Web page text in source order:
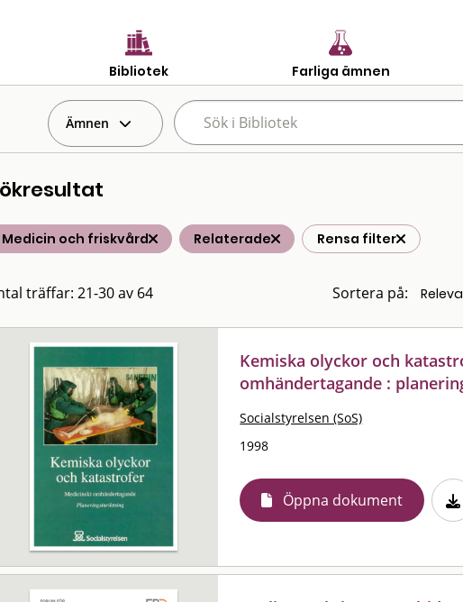
Bibliotek Farliga ämnen
Ämnen
Medicin och friskvård Relaterade Rensa filter
träffar: 21-30 av 64 Sortera på:
Kemiska olyckor och
omhändertagande :
Socialstyrelsen (SoS)
1998
Öppna dokument